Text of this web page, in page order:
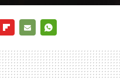
MAIL